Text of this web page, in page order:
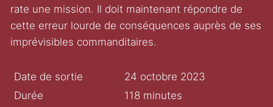
rate une mission. Il doit maintenant répondre de
cette erreur lourde de conséquences auprès de ses
imprévisibles commanditaires.
Date de sortie
24 octobre 2023
Durée
118 minutes